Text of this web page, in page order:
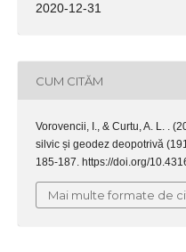
2020-12-31
CUM CITĂM
Vorovencii, I., & Curtu, A. L. .
silvic și geodez deopotrivă
185-187. https://doi.org/
Mai multe formate de